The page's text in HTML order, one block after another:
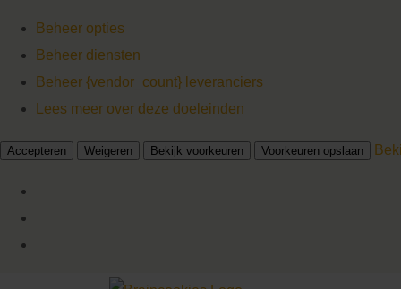
Beheer opties
Beheer diensten
Beheer {vendor_count} leveranciers
Lees meer over deze doeleinden
Accepteren Weigeren Bekijk voorkeuren Voorkeuren opslaan